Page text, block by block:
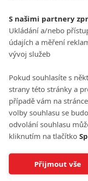
S našimi partnery
Ukládání a/nebo
údajích a měření
vývoj služeb
Pokud souhlasíte s
strany této stránky a
případě vám na
volby souhlasu se
odvolání souhlasu
kliknutím na tlačítko
Přijmout vše